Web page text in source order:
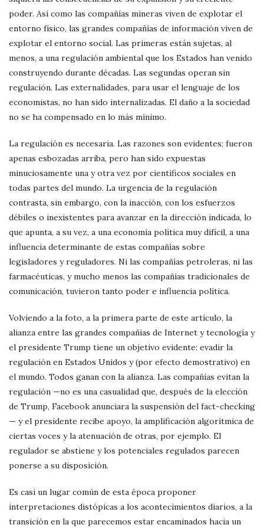
poder. Así como las compañías mineras viven de explotar el
entorno físico, las grandes compañías de información viven de
explotar el entorno social. Las primeras están sujetas, al
menos, a una regulación ambiental que los Estados han venido
construyendo durante décadas. Las segundas operan sin
regulación. Las externalidades, para usar el lenguaje de los
economistas, no han sido internalizadas. El daño a la sociedad
no se ha compensado en lo más mínimo.
La regulación es necesaria. Las razones son evidentes; fueron
apenas esbozadas arriba, pero han sido expuestas
minuciosamente una y otra vez por científicos sociales en
todas partes del mundo. La urgencia de la regulación
contrasta, sin embargo, con la inacción, con los esfuerzos
débiles o inexistentes para avanzar en la dirección indicada, lo
que apunta, a su vez, a una economía política muy difícil, a una
influencia determinante de estas compañías sobre
legisladores y reguladores. Ni las compañías petroleras, ni las
farmacéuticas, y mucho menos las compañías tradicionales de
comunicación, tuvieron tanto poder e influencia política.
Volviendo a la foto, a la primera parte de este artículo, la
alianza entre las grandes compañías de Internet y tecnología y
el presidente Trump tiene un objetivo evidente: evadir la
regulación en Estados Unidos y (por efecto demostrativo) en
el mundo. Todos ganan con la alianza. Las compañías evitan la
regulación —no es una casualidad que, después de la elección
de Trump, Facebook anunciara la suspensión del fact-checking
— y el presidente recibe apoyo, la amplificación algorítmica de
ciertas voces y la atenuación de otras, por ejemplo. El
regulador se abstiene y los potenciales regulados parecen
ponerse a su disposición.
Es casi un lugar común de esta época proponer
interpretaciones distópicas a los acontecimientos diarios, a la
transición en la que parecemos estar encaminados hacia un